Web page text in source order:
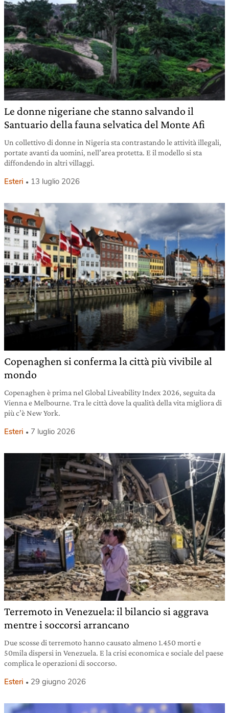
Le donne nigeriane che stanno salvando il
Santuario della fauna selvatica del Monte Afi
Un collettivo di donne in Nigeria sta contrastando le attività illegali,
portate avanti da uomini, nell’area protetta. E il modello si sta
diffondendo in altri villaggi.
Esteri 13 luglio 2026
Copenaghen si conferma la città più vivibile al
mondo
Copenaghen è prima nel Global Liveability Index 2026, seguita da
Vienna e Melbourne. Tra le città dove la qualità della vita migliora di
più c’è New York.
Esteri 7 luglio 2026
Terremoto in Venezuela: il bilancio si aggrava
mentre i soccorsi arrancano
Due scosse di terremoto hanno causato almeno 1.450 morti e
50mila dispersi in Venezuela. E la crisi economica e sociale del paese
complica le operazioni di soccorso.
Esteri 29 giugno 2026